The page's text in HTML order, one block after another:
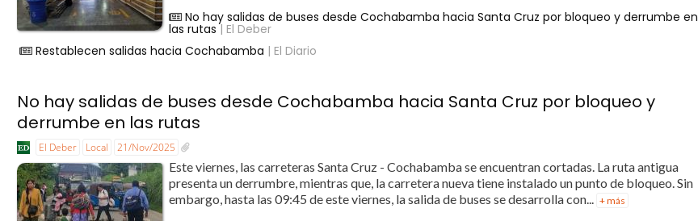
No hay salidas de buses desde Cochabamba hacia Santa Cruz por bloqueo y derrumbe en
las rutas | El Deber
Restablecen salidas hacia Cochabamba | El Diario
No hay salidas de buses desde Cochabamba hacia Santa Cruz por bloqueo y
derrumbe en las rutas
El Deber Local 21/Nov/2025
Este viernes, las carreteras Santa Cruz - Cochabamba se encuentran cortadas. La ruta antigua
presenta un derrumbre, mientras que, la carretera nueva tiene instalado un punto de bloqueo. Sin
embargo, hasta las 09:45 de este viernes, la salida de buses se desarrolla con... + más